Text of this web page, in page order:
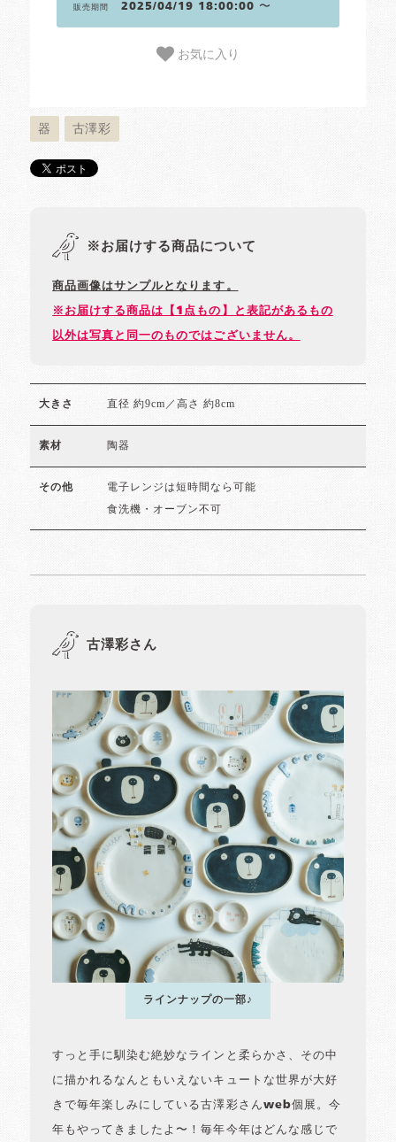
販売期間 2025/04/19 18:00:00 〜
お気に入り
器 古澤彩
※お届けする商品について
商品画像はサンプルとなります。
※お届けする商品は【1点もの】と表記があるもの
以外は写真と同一のものではございません。
大きさ 直径 約9cm／高さ 約8cm
素材 陶器
その他 電子レンジは短時間なら可能
食洗機・オーブン不可
古澤彩さん
ラインナップの一部♪
すっと手に馴染む絶妙なラインと柔らかさ、その中
に描かれるなんともいえないキュートな世界が大好
きで毎年楽しみにしている古澤彩さんweb個展。今
年もやってきましたよ〜！毎年今年はどんな感じで